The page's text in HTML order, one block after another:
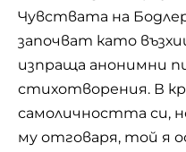
Чувствата на
започват като
изпраща анонимни
стихотворения. В
самоличността си,
му отговаря, той я